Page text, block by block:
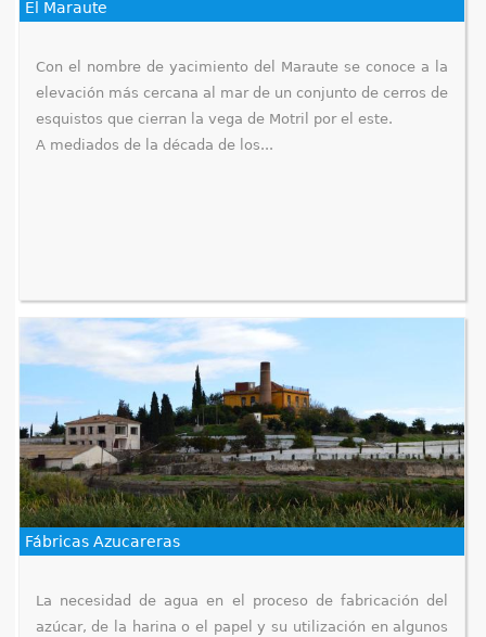
El Maraute
Con el nombre de yacimiento del Maraute se conoce a la
elevación más cercana al mar de un conjunto de cerros de
esquistos que cierran la vega de Motril por el este.
A mediados de la década de los...
Fábricas Azucareras
La necesidad de agua en el proceso de fabricación del
azúcar, de la harina o el papel y su utilización en algunos